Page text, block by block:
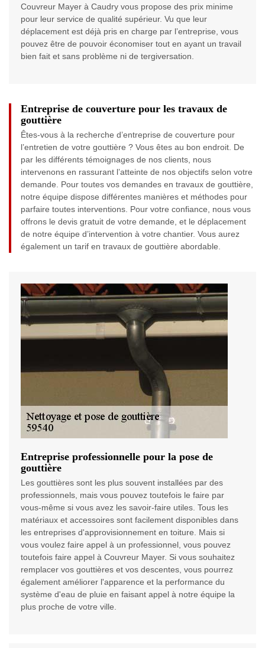
Couvreur Mayer à Caudry vous propose des prix minime
pour leur service de qualité supérieur. Vu que leur
déplacement est déjà pris en charge par l’entreprise, vous
pouvez être de pouvoir économiser tout en ayant un travail
bien fait et sans problème ni de tergiversation.
Entreprise de couverture pour les travaux de
gouttière
Êtes-vous à la recherche d’entreprise de couverture pour
l’entretien de votre gouttière ? Vous êtes au bon endroit. De
par les différents témoignages de nos clients, nous
intervenons en rassurant l’atteinte de nos objectifs selon votre
demande. Pour toutes vos demandes en travaux de gouttière,
notre équipe dispose différentes manières et méthodes pour
parfaire toutes interventions. Pour votre confiance, nous vous
offrons le devis gratuit de votre demande, et le déplacement
de notre équipe d’intervention à votre chantier. Vous aurez
également un tarif en travaux de gouttière abordable.
Entreprise professionnelle pour la pose de
gouttière
Les gouttières sont les plus souvent installées par des
professionnels, mais vous pouvez toutefois le faire par
vous-même si vous avez les savoir-faire utiles. Tous les
matériaux et accessoires sont facilement disponibles dans
les entreprises d'approvisionnement en toiture. Mais si
vous voulez faire appel à un professionnel, vous pouvez
toutefois faire appel à Couvreur Mayer. Si vous souhaitez
remplacer vos gouttières et vos descentes, vous pourrez
également améliorer l'apparence et la performance du
système d'eau de pluie en faisant appel à notre équipe la
plus proche de votre ville.